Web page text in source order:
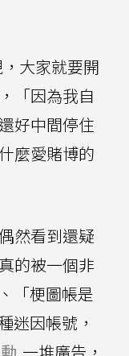
大家就要開
「因為我自
好中間停住
麼愛賭博的
然看到還疑
的被一個非
「梗圖帳是
迷因帳號，
一堆廣告，